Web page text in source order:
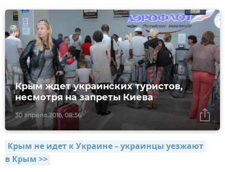
30 апреля 2016, 08:56
Крым ждет украинских туристов,
несмотря на запреты Киева
Крым не идет к Украине – украинцы уезжают
в Крым >>